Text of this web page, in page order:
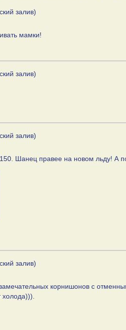
залив)
мамки!
залив)
залив)
Шанец правее на новом льду! А
залив)
корнишонов с
холода))).